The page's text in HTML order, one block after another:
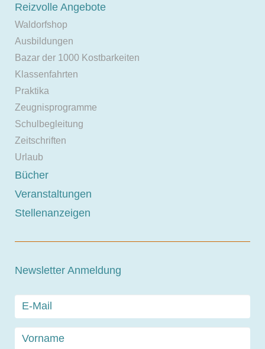
Reizvolle Angebote
Waldorfshop
Ausbildungen
Bazar der 1000 Kostbarkeiten
Klassenfahrten
Praktika
Zeugnisprogramme
Schulbegleitung
Zeitschriften
Urlaub
Bücher
Veranstaltungen
Stellenanzeigen
Newsletter Anmeldung